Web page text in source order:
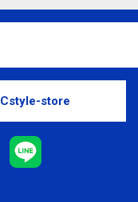
To stop
Inc., 1600
CA 94043,
store